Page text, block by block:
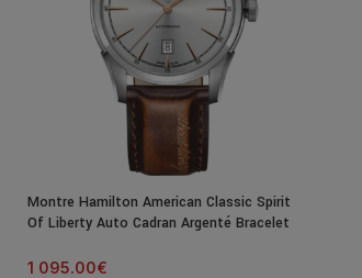
Montre Hamilton American Classic Spirit
Of Liberty Auto Cadran Argenté Bracelet
1 095.00€